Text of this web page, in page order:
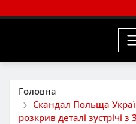
Головна
Скандал Польща
розкрив деталі зустрічі